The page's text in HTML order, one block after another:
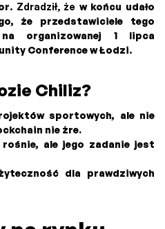
. Zdradził, że w końcu udało
że przedstawiciele tego
organizowanej 1 lipca
Conference w Łodzi.
Chiliz?
sportowych, ale nie
nie żre.
ale jego zadanie jest
dla prawdziwych